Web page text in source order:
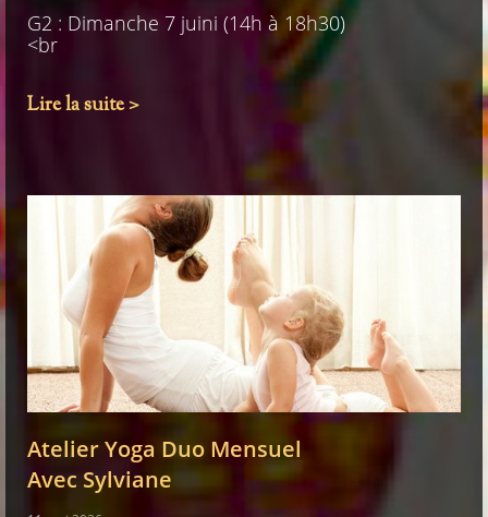
G2 : Dimanche 7 juini (14h à 18h30)
<br
Lire la suite >
Atelier Yoga Duo Mensuel
Avec Sylviane